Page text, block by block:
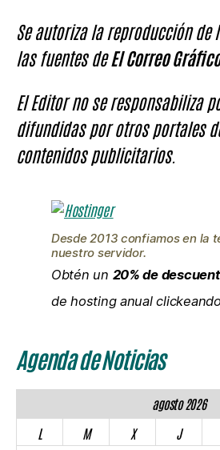
Se autoriza la reproducción de
las fuentes deEl Correo Gráfico
El Editor no se responsabiliza
difundidas por otros portales
contenidos publicitarios.
Desde 2013 confiamos en la
nuestro servidor.
Obtén un 20% de
de hosting anual
Agenda de Noticias
agosto 2026
L
M X J